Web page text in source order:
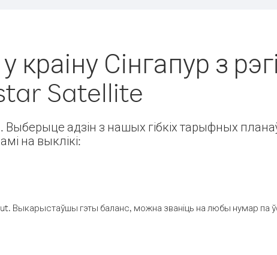
краіну Сінгапур з
Satellite
адзін з нашых гібкіх тарыфных планаў
на выклікі:
Выкарыстаўшы гэты баланс, можна званіць на любы нумар па